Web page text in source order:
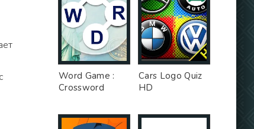
Word Game :
Crossword
Cars Logo Quiz
HD